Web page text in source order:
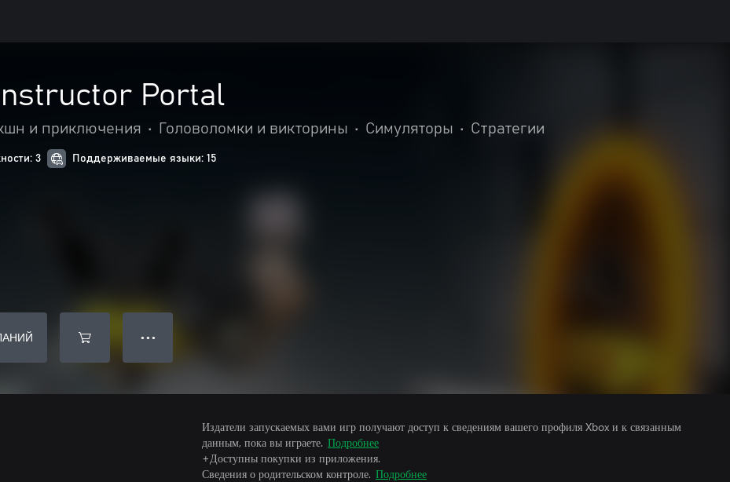
Portal
и приключения • Головоломки и викторины • Симуляторы • Стратегии
3 Поддерживаемые языки: 15
● ● ●
Издатели запускаемых вами игр получают доступ к сведениям вашего профиля Xbox и к связанным
данным, пока вы играете. Подробнее
+Доступны покупки из приложения.
Сведения о родительском контроле. Подробнее